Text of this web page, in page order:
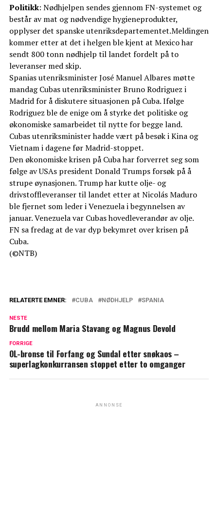
Politikk: Nødhjelpen sendes gjennom FN-systemet og
består av mat og nødvendige hygieneprodukter,
opplyser det spanske utenriksdepartementet.Meldingen
kommer etter at det i helgen ble kjent at Mexico har
sendt 800 tonn nødhjelp til landet fordelt på to
leveranser med skip.
Spanias utenriksminister José Manuel Albares møtte
mandag Cubas utenriksminister Bruno Rodriguez i
Madrid for å diskutere situasjonen på Cuba. Ifølge
Rodriguez ble de enige om å styrke det politiske og
økonomiske samarbeidet til nytte for begge land.
Cubas utenriksminister hadde vært på besøk i Kina og
Vietnam i dagene før Madrid-stoppet.
Den økonomiske krisen på Cuba har forverret seg som
følge av USAs president Donald Trumps forsøk på å
strupe øynasjonen. Trump har kutte olje- og
drivstoffleveranser til landet etter at Nicolás Maduro
ble fjernet som leder i Venezuela i begynnelsen av
januar. Venezuela var Cubas hovedleverandør av olje.
FN sa fredag at de var dyp bekymret over krisen på
Cuba.
(©NTB)
RELATERTE EMNER: CUBA NØDHJELP SPANIA
NESTE
Brudd mellom Maria Stavang og Magnus Devold
FORRIGE
OL-bronse til Forfang og Sundal etter snøkaos –
superlagkonkurransen stoppet etter to omganger
ANNONSE